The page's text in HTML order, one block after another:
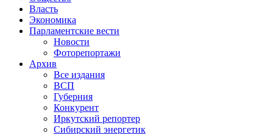
Власть
Экономика
Парламентские вести
Новости
Фоторепортажи
Архив
Все издания
ВСП
Губерния
Конкурент
Иркутский репортер
Сибирский энергетик